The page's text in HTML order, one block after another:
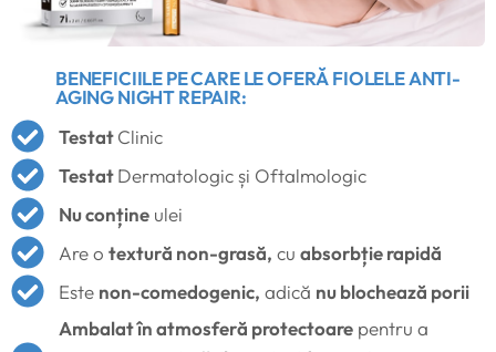
BENEFICIILE PE CARE LE OFERĂ FIOLELE ANTI-
AGING NIGHT REPAIR:
TestatClinic
TestatDermatologic și Oftalmologic
Nu conțineulei
Are o textură non-grasă, cu absorbție rapidă
Este non-comedogenic, adică nu blochează porii
Ambalat în atmosferă protectoarepentru a